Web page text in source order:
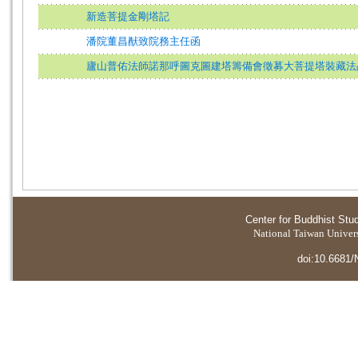
新造菩提金剛塔記
潘院董昌猷致院務主任函
廬山普佑法師諾那呼圖克圖建塔籌備會徵募大菩提塔裝藏
Center for Buddhist
National Taiwan
doi:10.6681/